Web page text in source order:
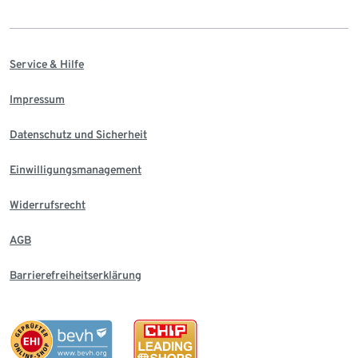
Service & Hilfe
Impressum
Datenschutz und Sicherheit
Einwilligungsmanagement
Widerrufsrecht
AGB
Barrierefreiheitserklärung